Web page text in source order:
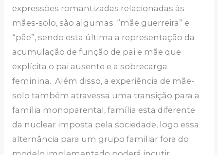
expressões romantizadas relacionadas às
mães-solo, são algumas: “mãe guerreira” e
“pãe”, sendo esta última a representação da
acumulação de função de pai e mãe que
explícita o pai ausente e a sobrecarga
feminina. Além disso, a experiência de mãe-
solo também atravessa uma transição para a
família monoparental, família esta diferente
da nuclear imposta pela sociedade, logo essa
alternância para um grupo familiar fora do